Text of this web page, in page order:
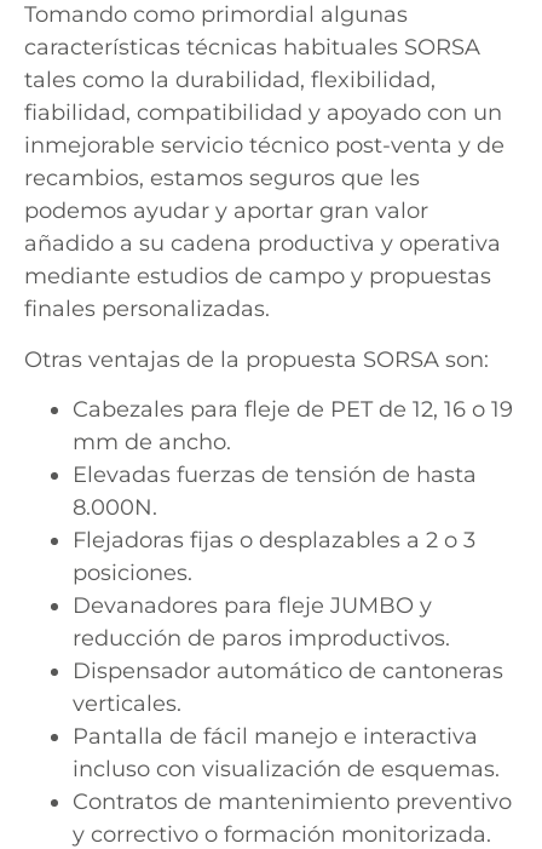
Tomando como primordial algunas
características técnicas habituales SORSA
tales como la durabilidad, flexibilidad,
fiabilidad, compatibilidad y apoyado con un
inmejorable servicio técnico post-venta y de
recambios, estamos seguros que les
podemos ayudar y aportar gran valor
añadido a su cadena productiva y operativa
mediante estudios de campo y propuestas
finales personalizadas.
Otras ventajas de la propuesta SORSA son:
Cabezales para fleje de PET de 12, 16 o 19
mm de ancho.
Elevadas fuerzas de tensión de hasta
8.000N.
Flejadoras fijas o desplazables a 2 o 3
posiciones.
Devanadores para fleje JUMBO y
reducción de paros improductivos.
Dispensador automático de cantoneras
verticales.
Pantalla de fácil manejo e interactiva
incluso con visualización de esquemas.
Contratos de mantenimiento preventivo
y correctivo o formación monitorizada.